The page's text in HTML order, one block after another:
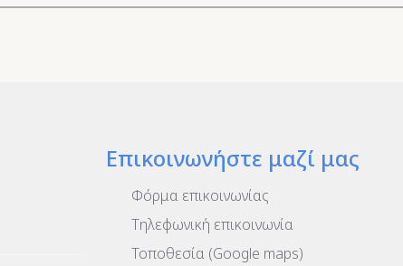
Επικοινωνήστε μαζί μας
Φόρμα επικοινωνίας
Τηλεφωνική επικοινωνία
Τοποθεσία (Google maps)